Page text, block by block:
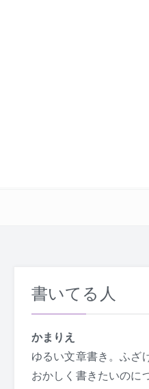
書いてる人
かまりえ
ゆるい文章書き。ふざ
おかしく書きたいのに